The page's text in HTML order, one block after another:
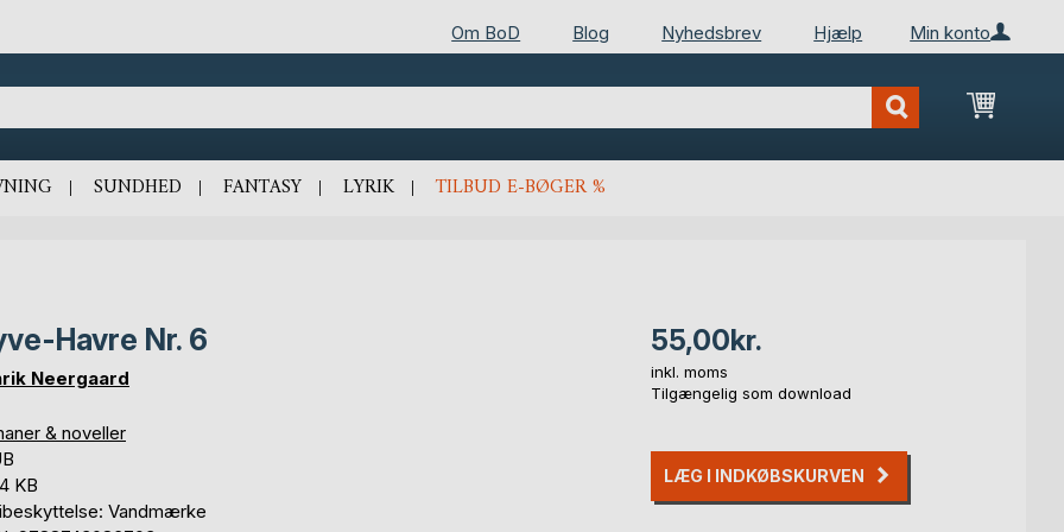
Min konto
Om BoD Blog Nyhedsbrev Hjælp
Min
SUNDHED FANTASY LYRIK TILBUD E-BØGER %
Havre Nr. 6
Neergaard
& noveller
KB
Vandmærke
55,00kr.
inkl. moms
Tilgængelig som download
LÆG I INDKØBSKURVEN